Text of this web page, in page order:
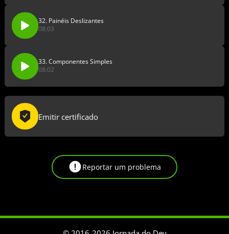
32. Painéis Deslizantes
08:03
33. Componentes Simples
08:02
Emitir certificado
Reportar um problema